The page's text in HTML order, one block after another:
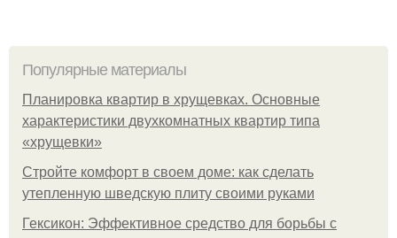
Популярные материалы
Планировка квартир в хрущевках. Основные
характеристики двухкомнатных квартир типа
«хрущевки»
Стройте комфорт в своем доме: как сделать
утепленную шведскую плиту своими руками
Гексикон: Эффективное средство для борьбы с